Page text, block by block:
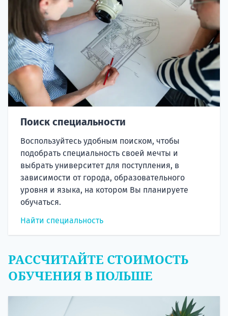
Поиск специальности
Воспользуйтесь удобным поиском, чтобы
подобрать специальность своей мечты и
выбрать университет для поступления, в
зависимости от города, образовательного
уровня и языка, на котором Вы планируете
обучаться.
Найти специальность
РАССЧИТАЙТЕ СТОИМОСТЬ
ОБУЧЕНИЯ В ПОЛЬШЕ